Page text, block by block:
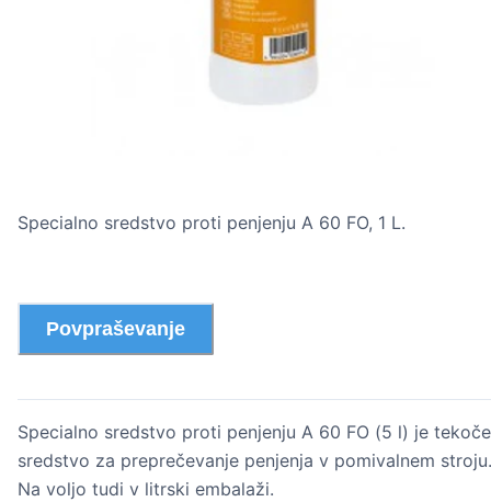
Specialno sredstvo proti penjenju A 60 FO, 1 L.
Povpraševanje
Specialno sredstvo proti penjenju A 60 FO (5 l) je tekoče
sredstvo za preprečevanje penjenja v pomivalnem stroju.
Na voljo tudi v litrski embalaži.